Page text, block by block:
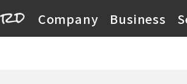
Company Business